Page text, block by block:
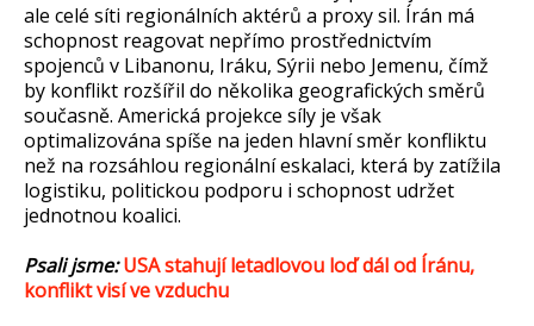
ale celé síti regionálních aktérů a proxy sil. Írán má
schopnost reagovat nepřímo prostřednictvím
spojenců v Libanonu, Iráku, Sýrii nebo Jemenu, čímž
by konflikt rozšířil do několika geografických směrů
současně. Americká projekce síly je však
optimalizována spíše na jeden hlavní směr konfliktu
než na rozsáhlou regionální eskalaci, která by zatížila
logistiku, politickou podporu i schopnost udržet
jednotnou koalici.
Psali jsme:USA stahují letadlovou loď dál od Íránu,
konflikt visí ve vzduchu